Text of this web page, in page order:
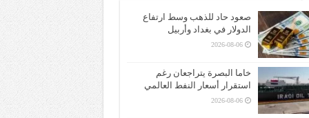
صعود حاد للذهب وسط ارتفاع
الدولار في بغداد وأربيل
2026-08-06
خاما البصرة يتراجعان رغم
استقرار أسعار النفط العالمي
2026-08-06